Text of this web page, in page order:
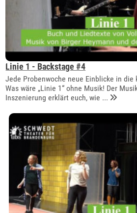
Linie 1 - Backstage #4
Jede Probenwoche neue Einblicke in
Was wäre „Linie 1“ ohne Musik! Der
Inszenierung erklärt euch, wie ...